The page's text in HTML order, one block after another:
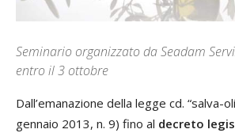
Seminario organizzato da Seadam
entro il 3 ottobre
Dall’emanazione della legge cd. “salva-
gennaio 2013, n. 9) fino al decreto